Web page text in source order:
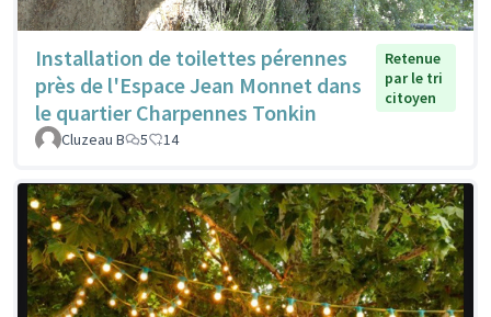
Installation de toilettes pérennes
près de l'Espace Jean Monnet dans
le quartier Charpennes Tonkin
Retenue
par le tri
citoyen
Cluzeau B 5 14